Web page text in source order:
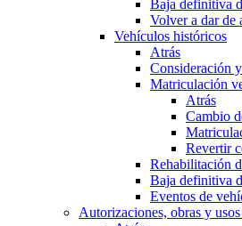
Baja definitiva
Volver a dar de
Vehículos históricos
Atrás
Consideración
Matriculación
Atrás
Cambio
Revertir
Rehabilitación
Baja definitiva
Eventos de
Autorizaciones, obras y